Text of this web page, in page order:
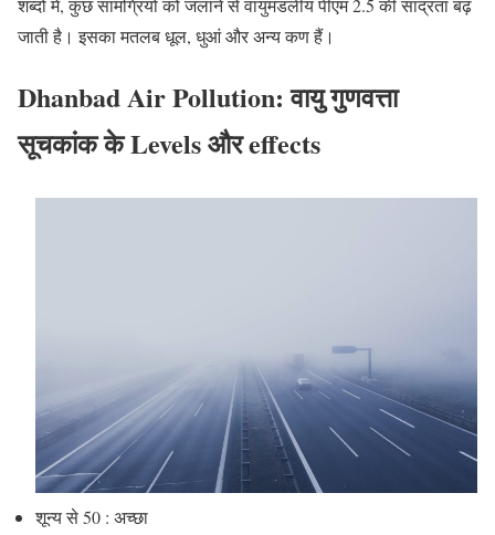
शब्दों में, कुछ सामग्रियों को जलाने से वायुमंडलीय पीएम 2.5 की सांद्रता बढ़
जाती है। इसका मतलब धूल, धुआं और अन्य कण हैं।
Dhanbad Air Pollution: वायु गुणवत्ता
सूचकांक के Levels और effects
शून्य से 50 : अच्छा